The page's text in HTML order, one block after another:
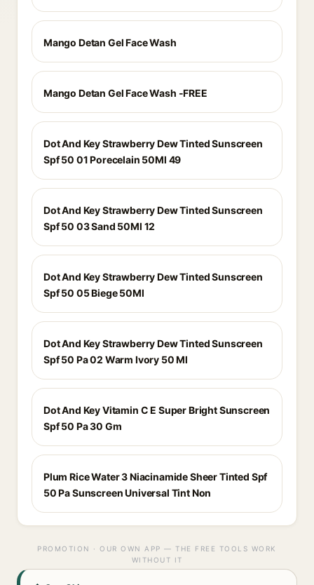
Mango Detan Gel Face Wash
Mango Detan Gel Face Wash -FREE
Dot And Key Strawberry Dew Tinted Sunscreen
Spf 50 01 Porecelain 50Ml 49
Dot And Key Strawberry Dew Tinted Sunscreen
Spf 50 03 Sand 50Ml 12
Dot And Key Strawberry Dew Tinted Sunscreen
Spf 50 05 Biege 50Ml
Dot And Key Strawberry Dew Tinted Sunscreen
Spf 50 Pa 02 Warm Ivory 50 Ml
Dot And Key Vitamin C E Super Bright Sunscreen
Spf 50 Pa 30 Gm
Plum Rice Water 3 Niacinamide Sheer Tinted Spf
50 Pa Sunscreen Universal Tint Non
PROMOTION · OUR OWN APP — THE FREE TOOLS WORK
WITHOUT IT